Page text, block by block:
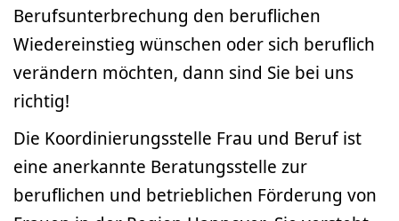
Berufsunterbrechung den beruflichen
Wiedereinstieg wünschen oder sich beruflich
verändern möchten, dann sind Sie bei uns
richtig!
Die Koordinierungsstelle Frau und Beruf ist
eine anerkannte Beratungsstelle zur
beruflichen und betrieblichen Förderung von